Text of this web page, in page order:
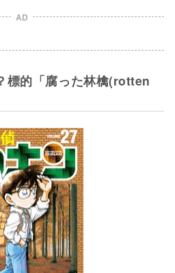
AD
標的「腐った林檎(rotten